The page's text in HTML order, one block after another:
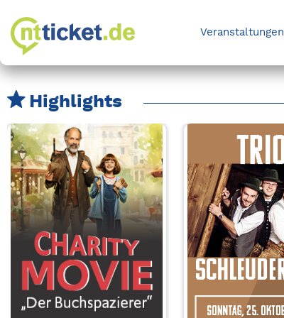
Veranstaltungen
Highlights
Karussell Veranstaltungen überspringen